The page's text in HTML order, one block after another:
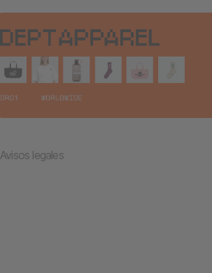
Avisos legales